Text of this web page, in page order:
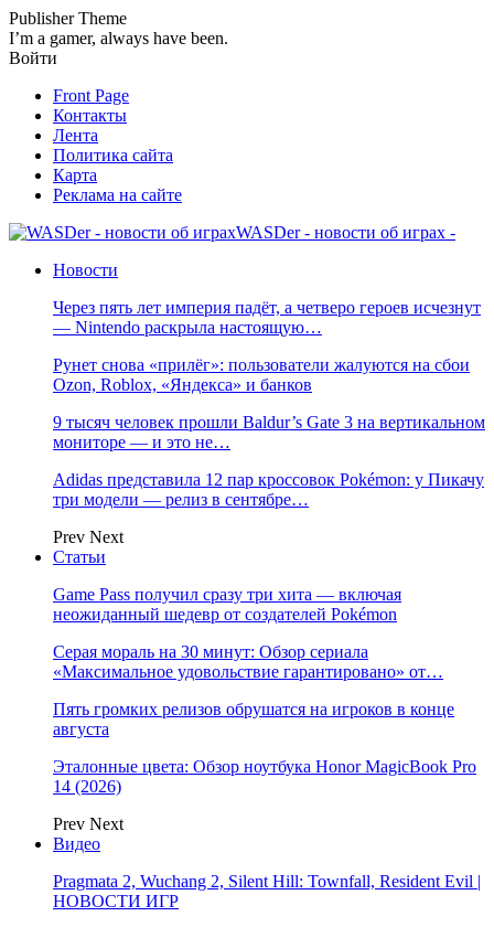
Publisher Theme
I’m a gamer, always have been.
Войти
Front Page
Контакты
Лента
Политика сайта
Карта
Реклама на сайте
WASDer - новости об играх -
Новости
Через пять лет империя падёт, а четверо героев исчезнут
— Nintendo раскрыла настоящую…
Рунет снова «прилёг»: пользователи жалуются на сбои
Ozon, Roblox, «Яндекса» и банков
9 тысяч человек прошли Baldur’s Gate 3 на вертикальном
мониторе — и это не…
Adidas представила 12 пар кроссовок Pokémon: у Пикачу
три модели — релиз в сентябре…
Prev Next
Статьи
Game Pass получил сразу три хита — включая
неожиданный шедевр от создателей Pokémon
Серая мораль на 30 минут: Обзор сериала
«Максимальное удовольствие гарантировано» от…
Пять громких релизов обрушатся на игроков в конце
августа
Эталонные цвета: Обзор ноутбука Honor MagicBook Pro
14 (2026)
Prev Next
Видео
Pragmata 2, Wuchang 2, Silent Hill: Townfall, Resident Evil |
НОВОСТИ ИГР